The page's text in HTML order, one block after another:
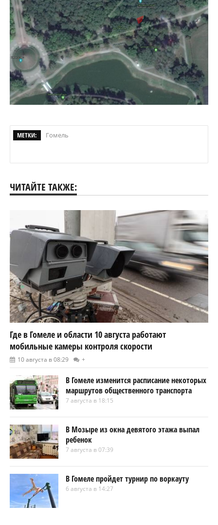
МЕТКИ: Гомель
ЧИТАЙТЕ ТАКЖЕ:
Где в Гомеле и области 10 августа работают
мобильные камеры контроля скорости
10 августа в 08:29 +
В Гомеле изменится расписание некоторых
маршрутов общественного транспорта
7 августа в 18:15
В Мозыре из окна девятого этажа выпал
ребенок
7 августа в 07:39
В Гомеле пройдет турнир по воркауту
6 августа в 14:27